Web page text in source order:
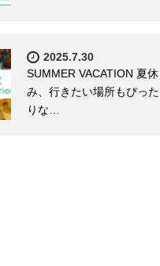
2025.7.30
SUMMER VACATION 夏休
み、行きたい場所もぴった
りな…